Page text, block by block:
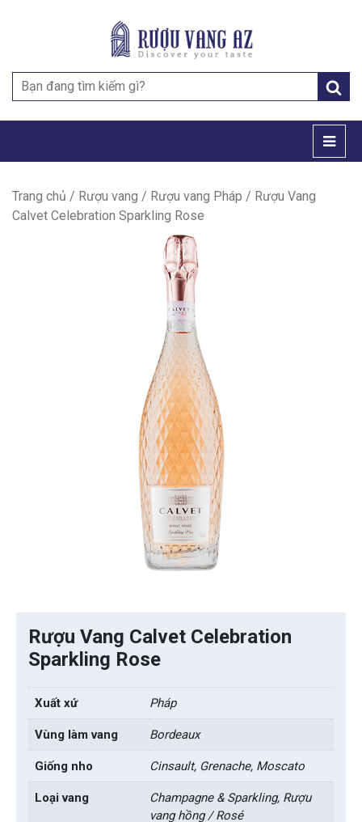
Search
for:
Trang chủ / Rượu vang / Rượu vang Pháp / Rượu Vang
Calvet Celebration Sparkling Rose
Rượu Vang Calvet Celebration
Sparkling Rose
Xuất xứ Pháp
Vùng làm vang Bordeaux
Giống nho Cinsault, Grenache, Moscato
Loại vang
Champagne & Sparkling, Rượu
vang hồng / Rosé